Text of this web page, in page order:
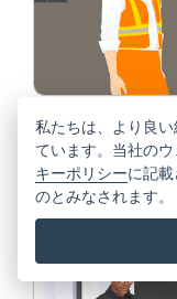
Construction Site
Reminder
私たちは、より良
ています。当社の
キーポリシーに記
のとみなされます。